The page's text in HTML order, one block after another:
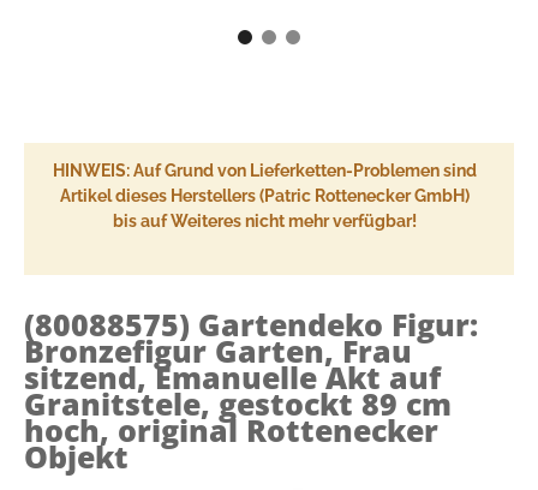
HINWEIS: Auf Grund von Lieferketten-Problemen sind
Artikel dieses Herstellers (Patric Rottenecker GmbH)
bis auf Weiteres nicht mehr verfügbar!
(80088575) Gartendeko Figur:
Bronzefigur Garten, Frau
sitzend, Emanuelle Akt auf
Granitstele, gestockt 89 cm
hoch, original Rottenecker
Objekt